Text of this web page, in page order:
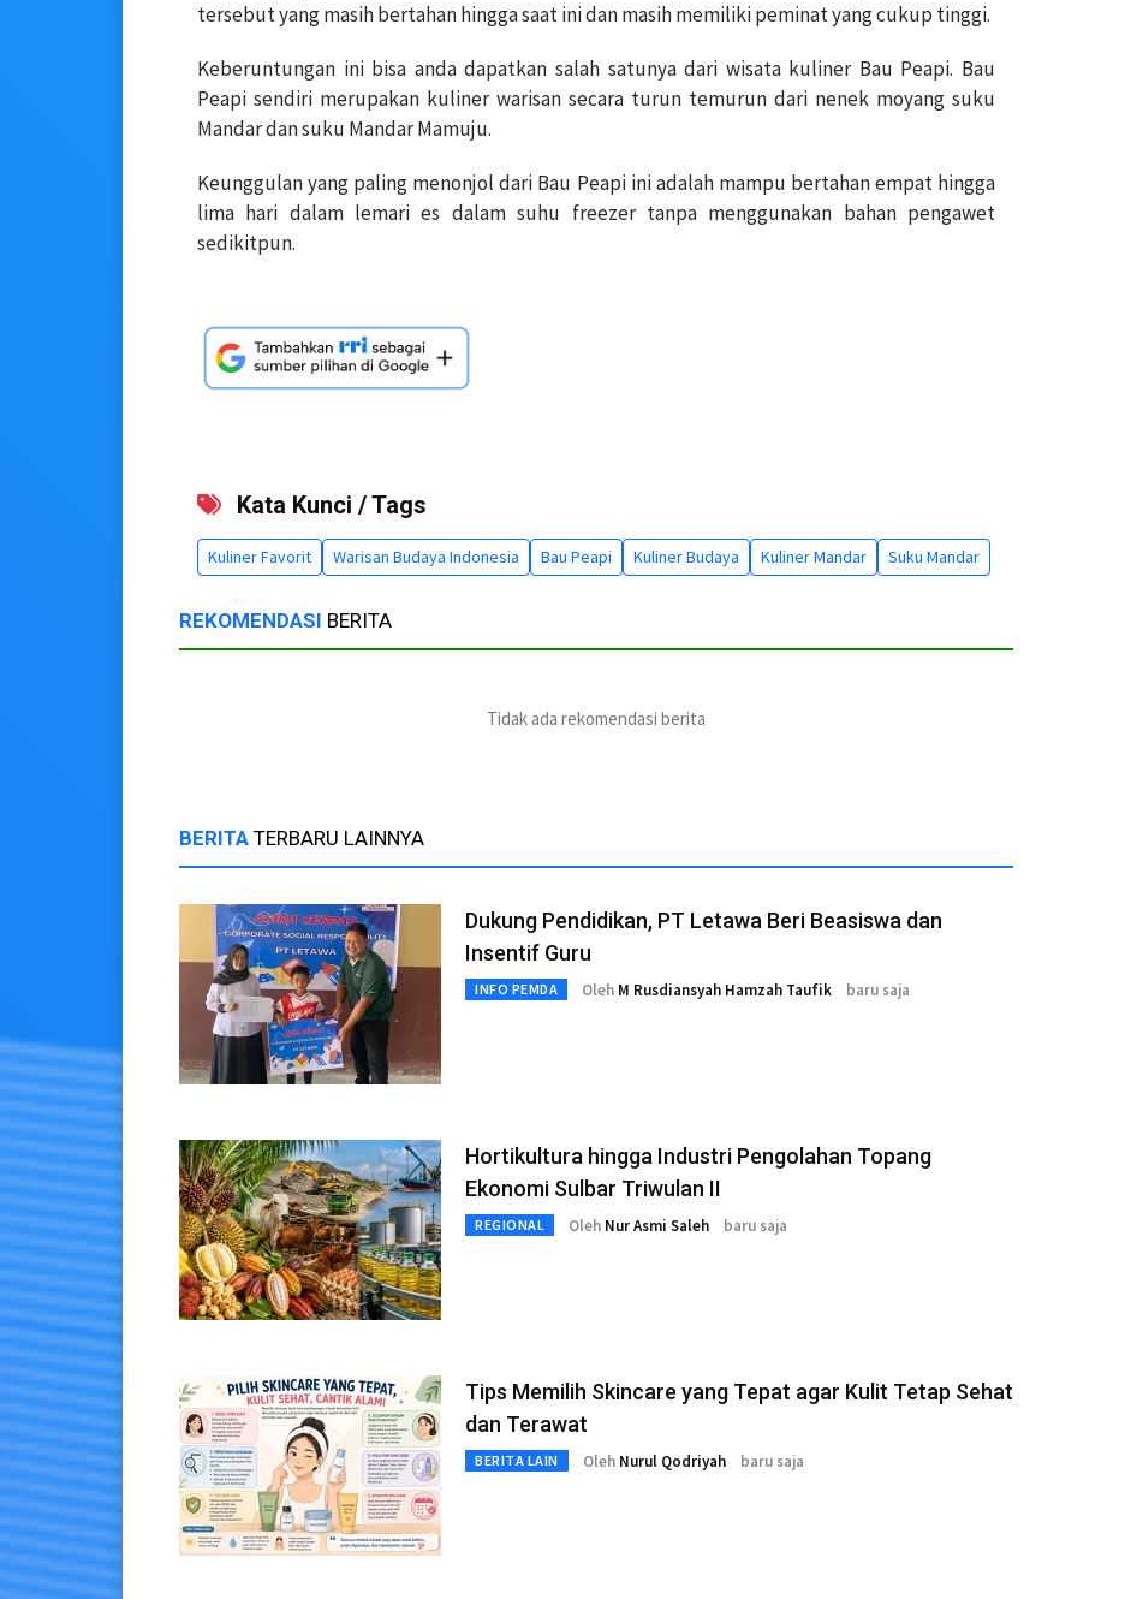
tersebut yang masih bertahan hingga saat ini dan masih memiliki peminat yang cukup tinggi.
Keberuntungan ini bisa anda dapatkan salah satunya dari wisata kuliner Bau Peapi. Bau
Peapi sendiri merupakan kuliner warisan secara turun temurun dari nenek moyang suku
Mandar dan suku Mandar Mamuju.
Keunggulan yang paling menonjol dari Bau Peapi ini adalah mampu bertahan empat hingga
lima hari dalam lemari es dalam suhu freezer tanpa menggunakan bahan pengawet
sedikitpun.
Kata Kunci / Tags
Kuliner Favorit Warisan Budaya Indonesia Bau Peapi Kuliner Budaya Kuliner Mandar Suku Mandar
REKOMENDASI BERITA
Tidak ada rekomendasi berita
BERITA TERBARU LAINNYA
Dukung Pendidikan, PT Letawa Beri Beasiswa dan
Insentif Guru
INFO PEMDA Oleh M Rusdiansyah Hamzah Taufik baru saja
Hortikultura hingga Industri Pengolahan Topang
Ekonomi Sulbar Triwulan II
REGIONAL Oleh Nur Asmi Saleh baru saja
Tips Memilih Skincare yang Tepat agar Kulit Tetap Sehat
dan Terawat
BERITA LAIN Oleh Nurul Qodriyah baru saja